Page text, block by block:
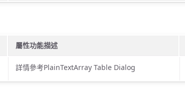
屬性功能描述
詳情參考PlainTextArray Table Dialog